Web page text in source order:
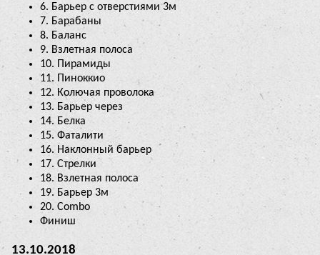
6. Барьер с отверстиями 3м
7. Барабаны
8. Баланс
9. Взлетная полоса
10. Пирамиды
11. Пиноккио
12. Колючая проволока
13. Барьер через
14. Белка
15. Фаталити
16. Наклонный барьер
17. Стрелки
18. Взлетная полоса
19. Барьер 3м
20. Combo
Финиш
13.10.2018